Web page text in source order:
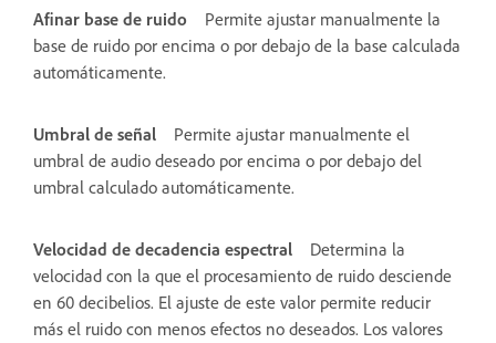
Afinar base de ruido
Permite ajustar manualmente la
base de ruido por encima o por debajo de la base calculada
automáticamente.
Umbral de señal
Permite ajustar manualmente el
umbral de audio deseado por encima o por debajo del
umbral calculado automáticamente.
Velocidad de decadencia espectral
Determina la
velocidad con la que el procesamiento de ruido desciende
en 60 decibelios. El ajuste de este valor permite reducir
más el ruido con menos efectos no deseados. Los valores